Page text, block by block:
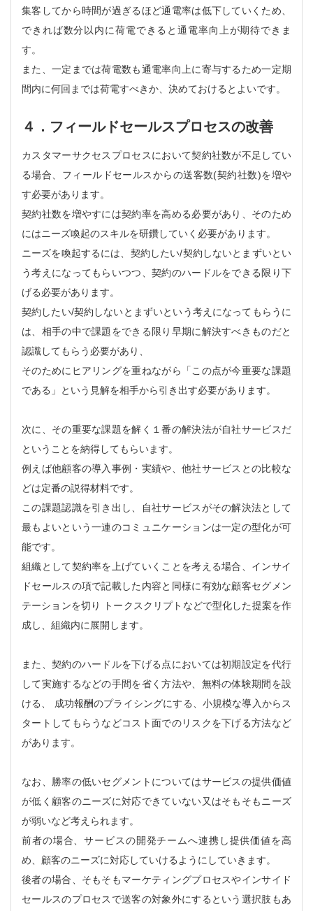
集客してから時間が過ぎるほど通電率は低下していくため、
できれば数分以内に荷電できると通電率向上が期待できま
す。
また、一定までは荷電数も通電率向上に寄与するため一定期
間内に何回までは荷電すべきか、決めておけるとよいです。
４．フィールドセールスプロセスの改善
カスタマーサクセスプロセスにおいて契約社数が不足してい
る場合、フィールドセールスからの送客数(契約社数)を増や
す必要があります。
契約社数を増やすには契約率を高める必要があり、そのため
にはニーズ喚起のスキルを研鑽していく必要があります。
ニーズを喚起するには、契約したい/契約しないとまずいとい
う考えになってもらいつつ、契約のハードルをできる限り下
げる必要があります。
契約したい/契約しないとまずいという考えになってもらうに
は、相手の中で課題をできる限り早期に解決すべきものだと
認識してもらう必要があり、
そのためにヒアリングを重ねながら「この点が今重要な課題
である」という見解を相手から引き出す必要があります。
次に、その重要な課題を解く１番の解決法が自社サービスだ
ということを納得してもらいます。
例えば他顧客の導入事例・実績や、他社サービスとの比較な
どは定番の説得材料です。
この課題認識を引き出し、自社サービスがその解決法として
最もよいという一連のコミュニケーションは一定の型化が可
能です。
組織として契約率を上げていくことを考える場合、インサイ
ドセールスの項で記載した内容と同様に有効な顧客セグメン
テーションを切り トークスクリプトなどで型化した提案を作
成し、組織内に展開します。
また、契約のハードルを下げる点においては初期設定を代行
して実施するなどの手間を省く方法や、無料の体験期間を設
ける、 成功報酬のプライシングにする、小規模な導入からス
タートしてもらうなどコスト面でのリスクを下げる方法など
があります。
なお、勝率の低いセグメントについてはサービスの提供価値
が低く顧客のニーズに対応できていない又はそもそもニーズ
が弱いなど考えられます。
前者の場合、サービスの開発チームへ連携し提供価値を高
め、顧客のニーズに対応していけるようにしていきます。
後者の場合、そもそもマーケティングプロセスやインサイド
セールスのプロセスで送客の対象外にするという選択肢もあ